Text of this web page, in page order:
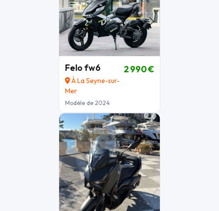
Felo fw6
À La Seyne-sur-
Mer
Modèle de 2024
2 990 €